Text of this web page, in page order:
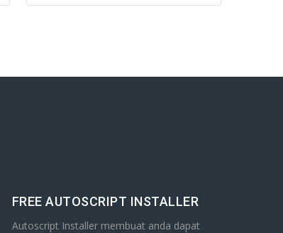
FREE AUTOSCRIPT INSTALLER
Autoscript Installer membuat anda dapat